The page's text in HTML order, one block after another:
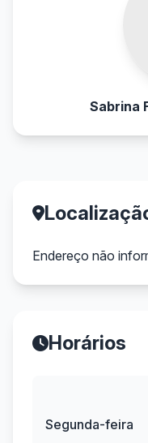
Sabrina
Endereço não
Horários
Segunda-feira